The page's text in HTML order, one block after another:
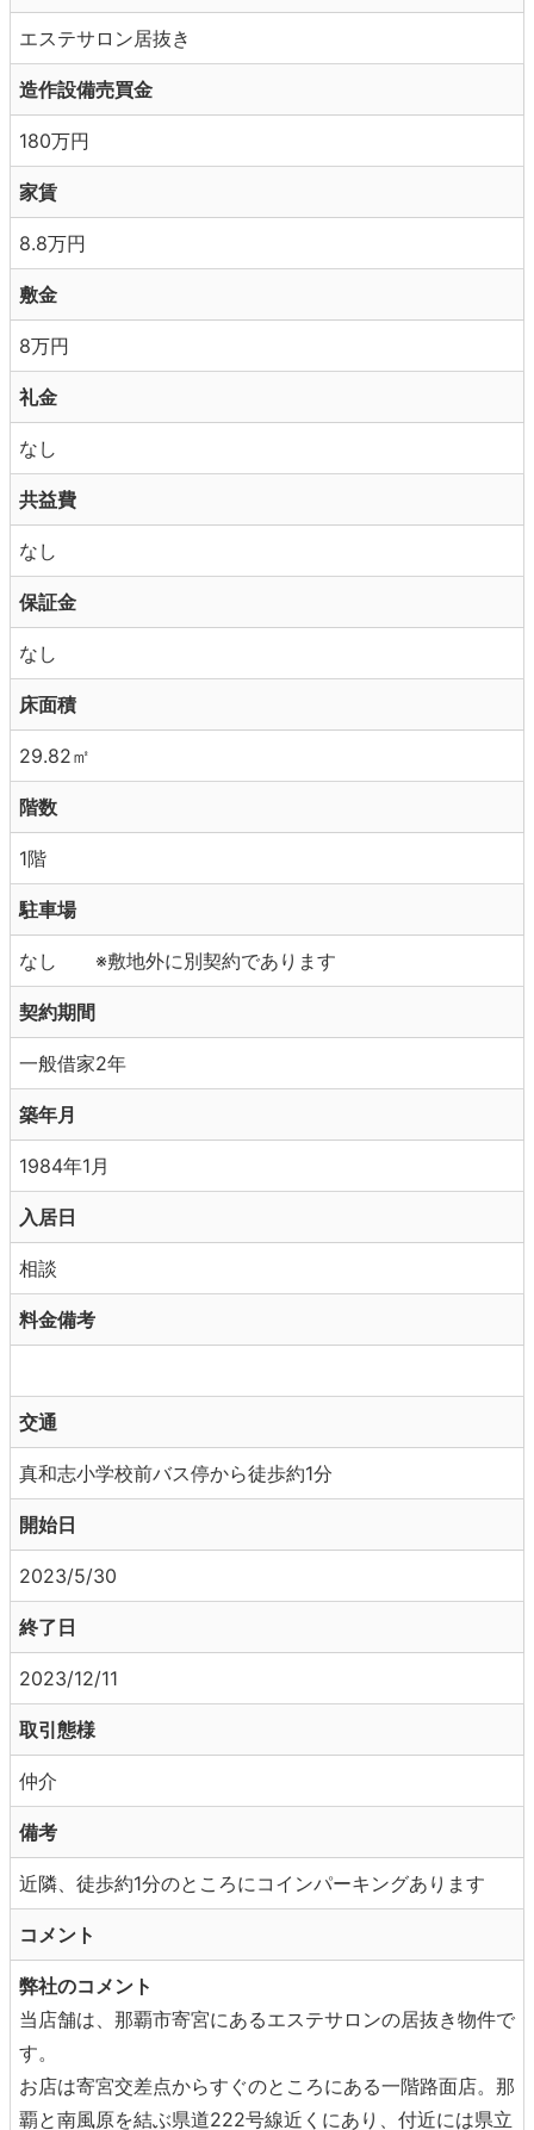
エステサロン居抜き
造作設備売買金
180万円
家賃
8.8万円
敷金
8万円
礼金
なし
共益費
なし
保証金
なし
床面積
29.82㎡
階数
1階
駐車場
なし ※敷地外に別契約であります
契約期間
一般借家2年
築年月
1984年1月
入居日
相談
料金備考
交通
真和志小学校前バス停から徒歩約1分
開始日
2023/5/30
終了日
2023/12/11
取引態様
仲介
備考
近隣、徒歩約1分のところにコインパーキングあります
コメント
弊社のコメント
当店舗は、那覇市寄宮にあるエステサロンの居抜き物件で
す。
お店は寄宮交差点からすぐのところにある一階路面店。那
覇と南風原を結ぶ県道222号線近くにあり、付近には県立